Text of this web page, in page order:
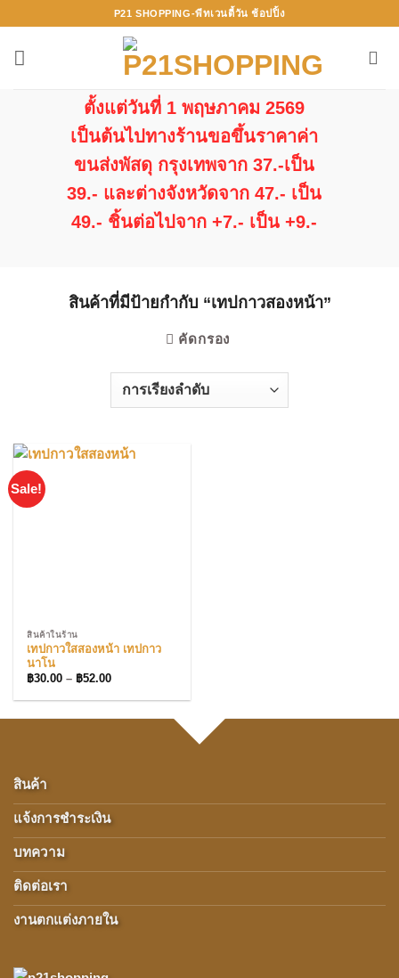
ไป
P21 SHOPPING-พีทเวนตี้วัน ช้อปปิ้ง
ตั้งแต่วันที่ 1 พฤษภาคม 2569
เป็นต้นไปทางร้านขอขึ้นราคาค่า
ขนส่งพัสดุ กรุงเทพจาก 37.-เป็น
39.- และต่างจังหวัดจาก 47.- เป็น
49.- ชิ้นต่อไปจาก +7.- เป็น +9.-
สินค้าที่มีป้ายกำกับ “เทปกาวสองหน้า”
คัดกรอง
Sale!
สินค้าในร้าน
เทปกาวใสสองหน้า เทปกาว
นาโน
฿30.00 – ฿52.00Price
฿30.00
฿52.00
สินค้า
แจ้งการชำระเงิน
บทความ
ติดต่อเรา
งานตกแต่งภายใน